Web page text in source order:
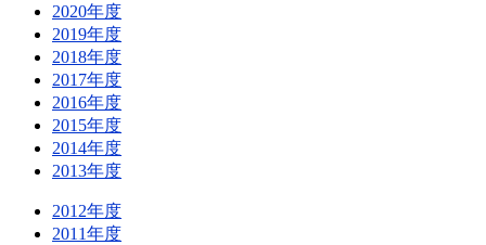
2020年度
2019年度
2018年度
2017年度
2016年度
2015年度
2014年度
2013年度
2012年度
2011年度